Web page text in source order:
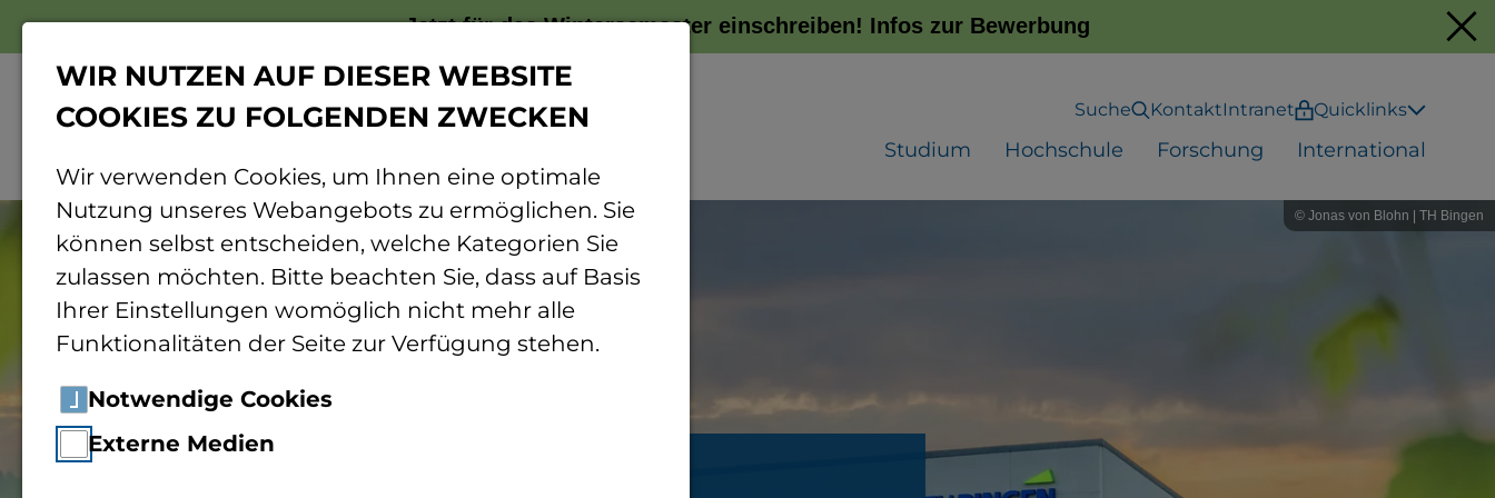
Jetzt für das Wintersemester einschreiben! Infos zur Bewerbung
Suche KontaktIntranet Quicklinks
Studium Hochschule Forschung International
© Jonas von Blohn | TH Bingen
WIR NUTZEN AUF DIESER WEBSITE
COOKIES ZU FOLGENDEN ZWECKEN
Wir verwenden Cookies, um Ihnen eine optimale
Nutzung unseres Webangebots zu ermöglichen. Sie
können selbst entscheiden, welche Kategorien Sie
zulassen möchten. Bitte beachten Sie, dass auf Basis
Ihrer Einstellungen womöglich nicht mehr alle
Funktionalitäten der Seite zur Verfügung stehen.
Notwendige Cookies
Externe Medien